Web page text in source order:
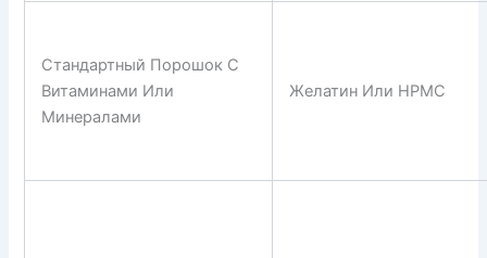
Стандартный Порошок С
Витаминами Или
Минералами
Желатин Или HPMC